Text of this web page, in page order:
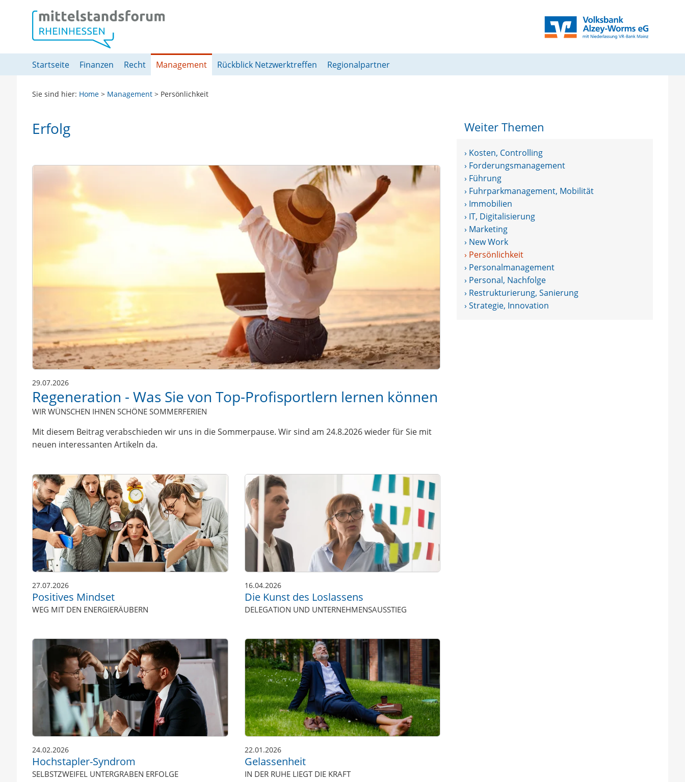
Hauptmenü
Inhalt
Fußzeile
Startseite
Finanzen Recht Management Rückblick Netzwerktreffen Regionalpartner
Sie sind hier: Home > Management > Persönlichkeit
Erfolg
29.07.2026
Regeneration - Was Sie von Top-Profisportlern lernen können
WIR WÜNSCHEN IHNEN SCHÖNE SOMMERFERIEN
Mit diesem Beitrag verabschieden wir uns in die Sommerpause. Wir sind am 24.8.2026 wieder für Sie mit
neuen interessanten Artikeln da.
27.07.2026
Positives Mindset
WEG MIT DEN ENERGIERÄUBERN
16.04.2026
Die Kunst des Loslassens
DELEGATION UND UNTERNEHMENSAUSSTIEG
24.02.2026
Hochstapler-Syndrom
SELBSTZWEIFEL UNTERGRABEN ERFOLGE
22.01.2026
Gelassenheit
IN DER RUHE LIEGT DIE KRAFT
Weiter Themen
› Kosten, Controlling
› Forderungsmanagement
› Führung
› Fuhrparkmanagement, Mobilität
› Immobilien
› IT, Digitalisierung
› Marketing
› New Work
› Persönlichkeit
› Personalmanagement
› Personal, Nachfolge
› Restrukturierung, Sanierung
› Strategie, Innovation